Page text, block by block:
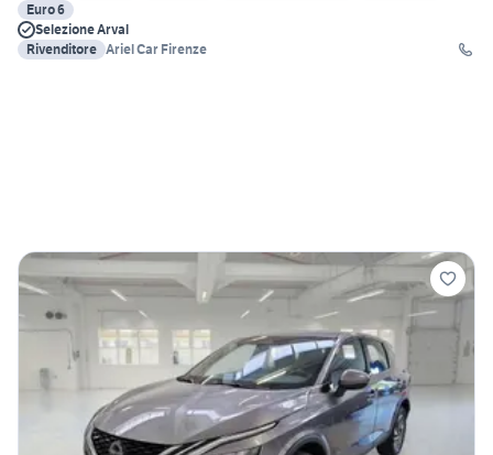
Euro 6
Selezione Arval
Rivenditore Ariel Car Firenze